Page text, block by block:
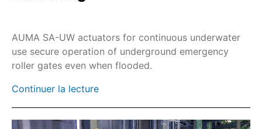
AUMA SA-UW actuators for continuous underwater
use secure operation of underground emergency
roller gates even when flooded.
Continuer la lecture